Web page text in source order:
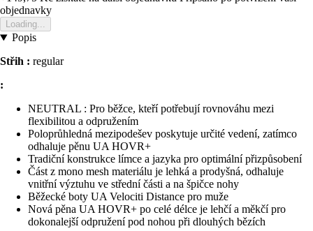
objednavky
Loading...
Popis
Střih : regular
:
NEUTRAL : Pro běžce, kteří potřebují rovnováhu mezi
flexibilitou a odpružením
Poloprůhledná mezipodešev poskytuje určité vedení, zatímco
odhaluje pěnu UA HOVR+
Tradiční konstrukce límce a jazyka pro optimální přizpůsobení
Část z mono mesh materiálu je lehká a prodyšná, odhaluje
vnitřní výztuhu ve střední části a na špičce nohy
Běžecké boty UA Velociti Distance pro muže
Nová pěna UA HOVR+ po celé délce je lehčí a měkčí pro
dokonalejší odpružení pod nohou při dlouhých bězích